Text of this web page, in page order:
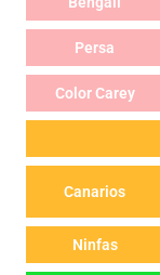
Persa
Color Carey
Canarios
Ninfas